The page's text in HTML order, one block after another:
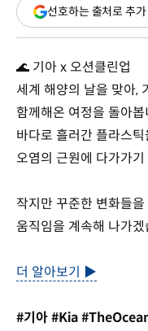
선호하는 출처로 추가
🌊 기아 x 오션클린업
세계 해양의 날을 맞아
함께해온 여정을 돌아봅
바다로 흘러간 플라스
오염의 근원에 다가가
작지만 꾸준한 변화들
움직임을 계속해 나가
더 알아보기 ▶
#기아 #Kia